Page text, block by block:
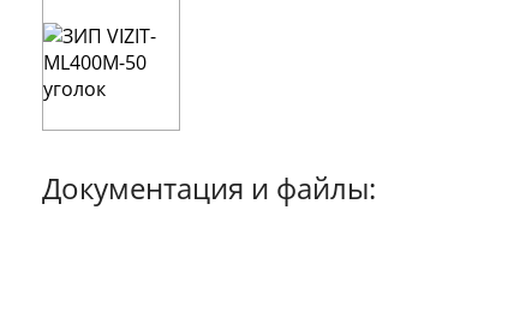
Документация и файлы: